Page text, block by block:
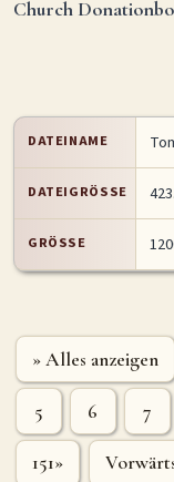
Church
DATEINAME
DATEIGRÖSSE
GRÖSSE
» Alles anzeigen
5 6 7
151»